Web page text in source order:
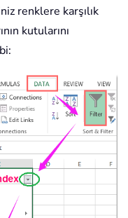
renklere karşılık
kutularını